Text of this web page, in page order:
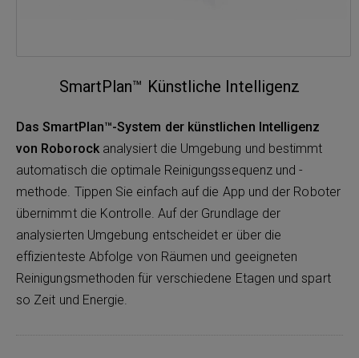
SmartPlan™ Künstliche Intelligenz
Das SmartPlan™-System der künstlichen Intelligenz
von Roborockanalysiert die Umgebung und bestimmt
automatisch die optimale Reinigungssequenz und -
methode. Tippen Sie einfach auf die App und der Roboter
übernimmt die Kontrolle. Auf der Grundlage der
analysierten Umgebung entscheidet er über die
effizienteste Abfolge von Räumen und geeigneten
Reinigungsmethoden für verschiedene Etagen und spart
so Zeit und Energie.